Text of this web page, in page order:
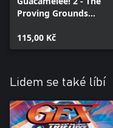
Proving Grounds
115,00 Kč
Lidem se také líbí